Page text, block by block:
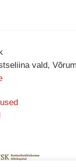
vald,